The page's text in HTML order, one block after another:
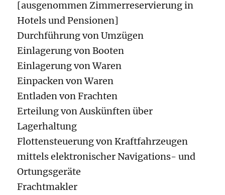
[ausgenommen Zimmerreservierung in
Hotels und Pensionen]
Durchführung von Umzügen
Einlagerung von Booten
Einlagerung von Waren
Einpacken von Waren
Entladen von Frachten
Erteilung von Auskünften über
Lagerhaltung
Flottensteuerung von Kraftfahrzeugen
mittels elektronischer Navigations- und
Ortungsgeräte
Frachtmakler